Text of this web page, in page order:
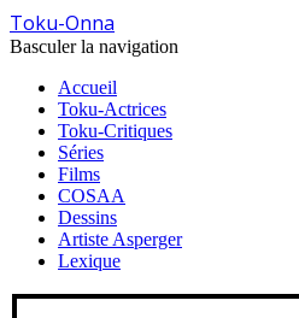
Toku-Onna
Basculer la navigation
Accueil
Toku-Actrices
Toku-Critiques
Séries
Films
COSAA
Dessins
Artiste Asperger
Lexique